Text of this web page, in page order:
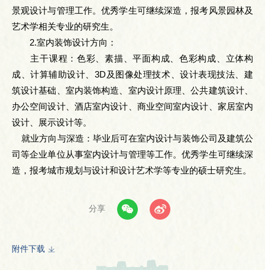
景观设计与管理工作。优秀学生可继续深造，报考风景园林及
艺术学相关专业的研究生。
2.室内装饰设计方向：
主干课程：色彩、素描、平面构成、色彩构成、立体构
成、计算辅助设计、3D及图像处理技术、设计表现技法、建
筑设计基础、室内装饰构造、室内设计原理、公共建筑设计、
办公空间设计、酒店室内设计、商业空间室内设计、家居室内
设计、展示设计等。
就业方向与深造：毕业后可在室内设计与装饰公司及建筑公
司等企业单位从事室内设计与管理等工作。优秀学生可继续深
造，报考城市规划与设计和设计艺术学等专业的硕士研究生。
分享
附件下载